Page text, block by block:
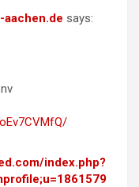
says:
index.php?